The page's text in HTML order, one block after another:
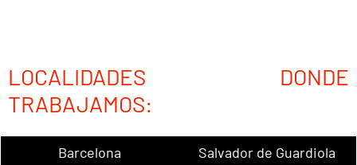
LOCALIDADES DONDE
TRABAJAMOS:
Barcelona
Salvador de Guardiola